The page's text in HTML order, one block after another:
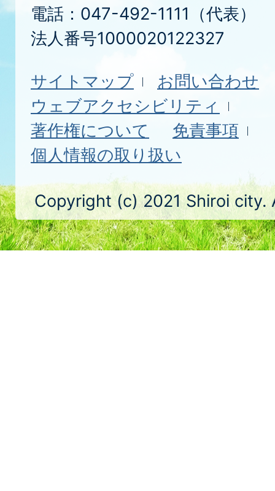
電話：047-492-1111（代表）
法人番号1000020122327
サイトマップ
お問い合わせ
ウェブアクセシビリティ
著作権について
免責事項
個人情報の取り扱い
Copyright (c) 2021 Shiroi city.